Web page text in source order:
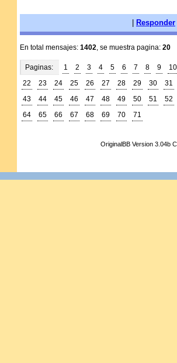
Responder
En total mensajes: 1402, se muestra pagina: 20
Paginas: 1 2 3 4 5 6 7 8 9
10
22
23 24 25 26 27 28 29 30
31
43
44 45 46 47 48 49 50 51
52
64
65 66 67 68 69 70 71
OriginalBB Version 3.04b